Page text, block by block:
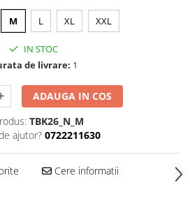
M L XL XXL
IN STOC
de livrare: 1
ADAUGA IN COS
TBK26_N_M
ajutor? 0722211630
Cere informatii